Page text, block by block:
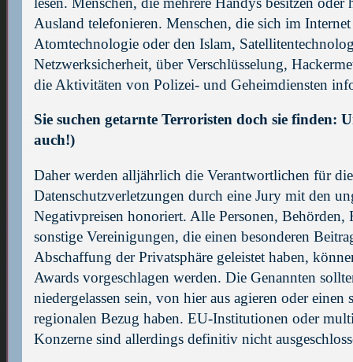
Ausland telefonieren. Menschen, die sich im
Atomtechnologie oder den Islam,
Netzwerksicherheit, über Verschlüsselung,
die Aktivitäten von Polizei- und Geheimdiensten
Sie suchen getarnte Terroristen doch sie finden:
auch!)
Daher werden alljährlich die Verantwortlichen für
Datenschutzverletzungen durch eine Jury mit den
Negativpreisen honoriert. Alle Personen, Behörden,
sonstige Vereinigungen, die einen besonderen
Abschaffung der Privatsphäre geleistet haben,
Awards vorgeschlagen werden. Die Genannten
niedergelassen sein, von hier aus agieren oder einen
regionalen Bezug haben. EU-Institutionen oder
Konzerne sind allerdings definitiv nicht